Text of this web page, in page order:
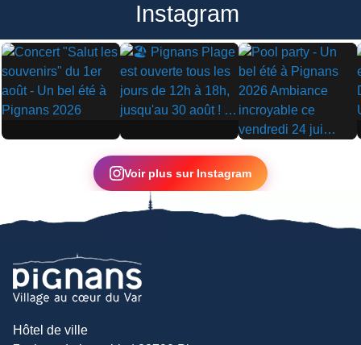
Instagram
▶ ▶
▶
Voir plus sur Instagram
Hôtel de ville